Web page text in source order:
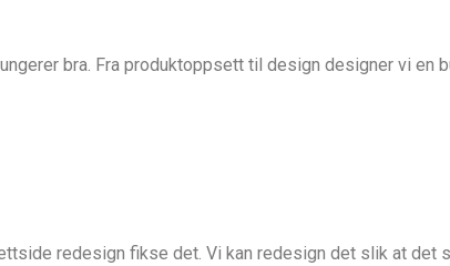
bra. Fra produktoppsett til design designer vi en
redesign fikse det. Vi kan redesign det slik at det